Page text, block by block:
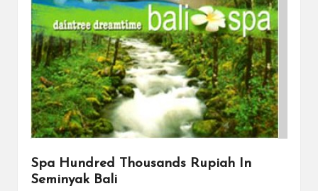
Spa Hundred Thousands Rupiah In
Seminyak Bali